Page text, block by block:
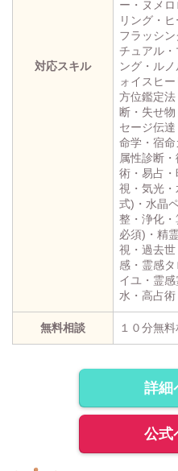
対応スキル
ー・ヌメ
リング・
フラッシ
チュアル
ング・ル
ォイスヒ
方位鑑定
断・失せ
セージ伝
命学・宿命
属性診断
術・易占
視・気光
式)・水晶
整・浄化
必須)・精
視・過去
感・霊感
イユ・霊
水・高占
無料相談 １０分無
詳細
公式